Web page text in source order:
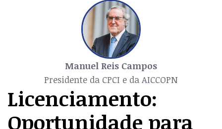
Manuel Reis Campos
Presidente da CPCI e da AICCOPN
Licenciamento:
Oportunidade para